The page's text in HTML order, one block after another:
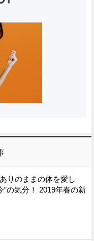
りのままの体を愛し
”の気分！ 2019年春の新